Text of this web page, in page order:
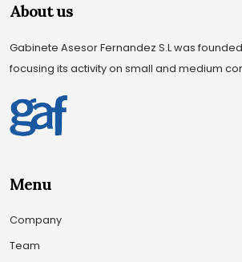
About us
Gabinete Asesor Fernandez S.L was
focusing its activity on small and medium
Menu
Company
Team